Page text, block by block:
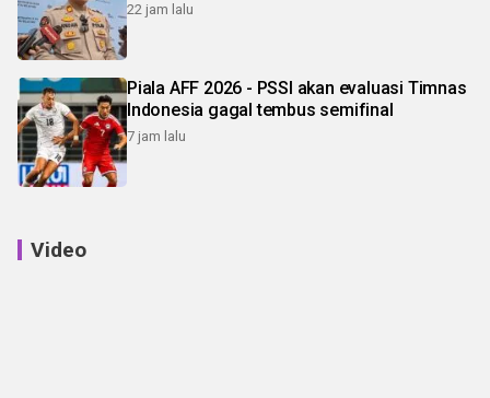
22 jam lalu
Piala AFF 2026 - PSSI akan evaluasi Timnas
Indonesia gagal tembus semifinal
7 jam lalu
Video